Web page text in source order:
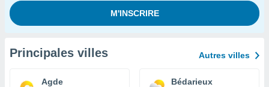
Principales villes Autres villes
Agde Bédarieux